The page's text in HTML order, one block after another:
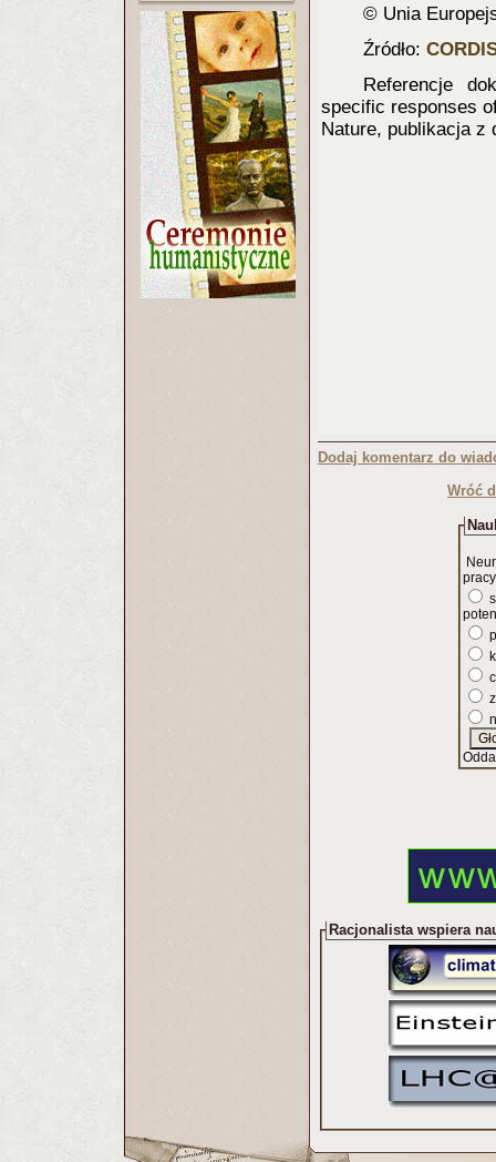
© Unia
Źródło:
Referencje
specific responses
Nature, publikacja z
Dodaj komentarz do
Wróć
Racjonalista wspiera